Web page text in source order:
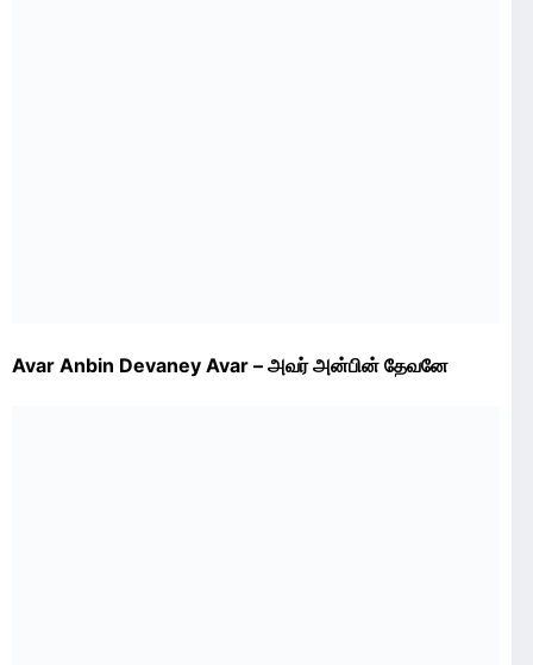
Avar Anbin Devaney Avar – அவர் அன்பின் தேவனே